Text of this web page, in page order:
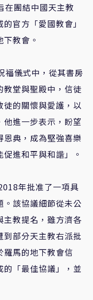
在團結中國天主教
官方「愛國教會」
教會。
福儀式中，從其書房
教堂與聖殿中，信徒
的關懷與愛護，以
進一步表示，盼望
典，成為堅強喜樂
進和平與和諧」。
年批准了一項具
該協議細節從未公
主教提名，雖方濟各
部分天主教右派批
羅馬的地下教會信
「最佳協議」，並